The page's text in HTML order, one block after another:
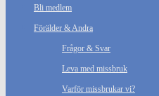
Bli medlem
Förälder & Andra
Frågor & Svar
Leva med missbruk
Varför missbrukar vi?